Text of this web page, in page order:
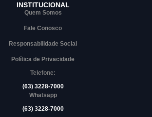
INSTITUCIONAL
Quem Somos
Fale Conosco
Responsabilidade Social
Política de Privacidade
Telefone:
(63) 3228-7000
Whatsapp
(63) 3228-7000